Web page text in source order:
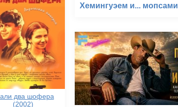
два шофера
(2002)
Хемингуэем и... мопсами